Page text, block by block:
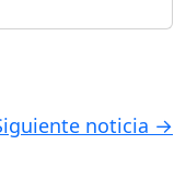
noticia →